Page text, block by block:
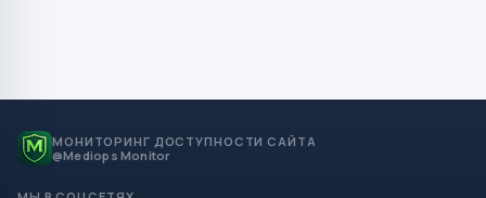
МОНИТОРИНГ ДОСТУПНОСТИ САЙТА
@Mediops Monitor